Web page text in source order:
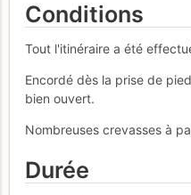
Conditions
Tout l'itinéraire a été
Encordé dès la prise de
bien ouvert.
Nombreuses crevasses à
Durée